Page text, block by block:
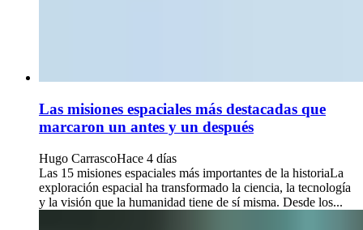
Las misiones espaciales más destacadas que
marcaron un antes y un después
Hugo CarrascoHace 4 días
Las 15 misiones espaciales más importantes de la historiaLa
exploración espacial ha transformado la ciencia, la tecnología
y la visión que la humanidad tiene de sí misma. Desde los...